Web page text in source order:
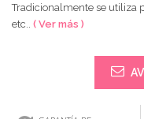
Tradicionalmente se utiliza
etc.. ( Ver más )